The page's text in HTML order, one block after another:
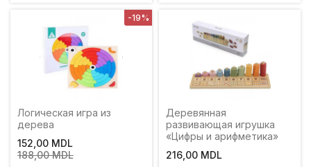
Логическая игра из
дерева
152,00 MDL
188,00 MDL
-19%
Деревянная
развивающая игрушка
«Цифры и арифметика»
216,00 MDL